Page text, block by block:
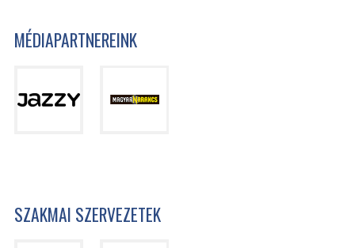
MÉDIAPARTNEREINK
SZAKMAI SZERVEZETEK